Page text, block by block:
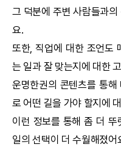
그 덕분에 주변 사람들과
요.
또한, 직업에 대한 조언도
는 일과 잘 맞는지에 대한
운명한권의 콘텐츠를 통해
로 어떤 길을 가야 할지에
이런 정보를 통해 좀 더 뚜
일의 선택이 더 수월해졌어